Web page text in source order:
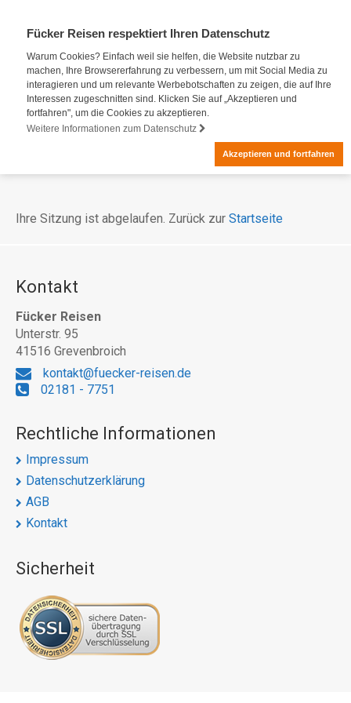
Fücker Reisen respektiert Ihren Datenschutz
Warum Cookies? Einfach weil sie helfen, die Website nutzbar zu
machen, Ihre Browsererfahrung zu verbessern, um mit Social Media zu
interagieren und um relevante Werbebotschaften zu zeigen, die auf Ihre
Interessen zugeschnitten sind. Klicken Sie auf „Akzeptieren und
fortfahren", um die Cookies zu akzeptieren.
Weitere Informationen zum Datenschutz
Akzeptieren und fortfahren
Ihre Sitzung ist abgelaufen. Zurück zur Startseite
Kontakt
Fücker Reisen
Unterstr. 95
41516 Grevenbroich
kontakt@fuecker-reisen.de
02181 - 7751
Rechtliche Informationen
Impressum
Datenschutzerklärung
AGB
Kontakt
Sicherheit